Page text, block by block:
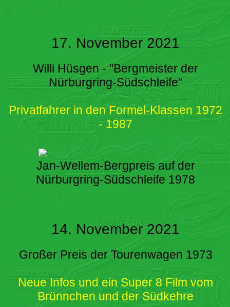
17. November 2021
Willi Hüsgen - "Bergmeister der
Nürburgring-Südschleife"
Privatfahrer in den Formel-Klassen 1972
- 1987
Jan-Wellem-Bergpreis auf der
Nürburgring-Südschleife 1978
14. November 2021
Großer Preis der Tourenwagen 1973
Neue Infos und ein Super 8 Film vom
Brünnchen und der Südkehre